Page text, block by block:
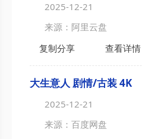
2025-12-21
来源：阿里云盘
复制分享
查看详情
大生意人 剧情/古装 4K
2025-12-21
来源：百度网盘